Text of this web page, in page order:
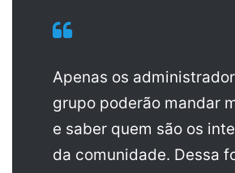
Apenas os
grupo poderão mandar
e saber quem são os
da comunidade. Dessa